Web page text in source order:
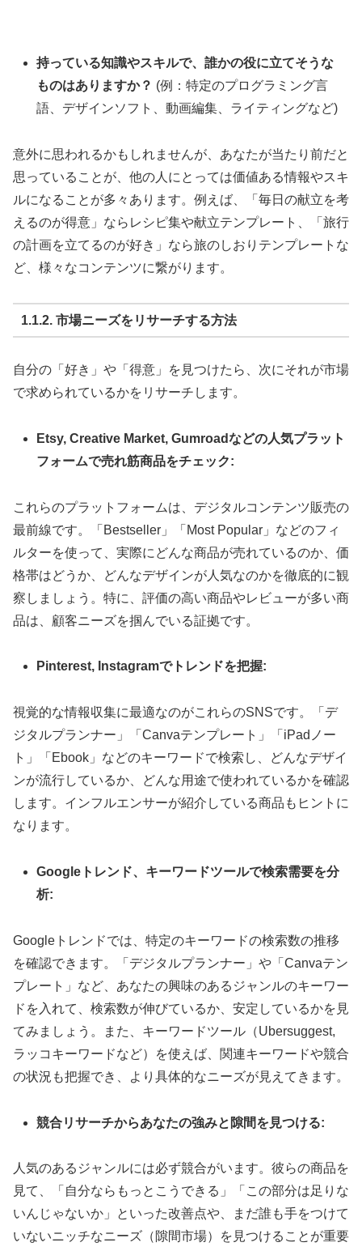
持っている知識やスキルで、誰かの役に立てそうな
ものはありますか？ (例：特定のプログラミング言
語、デザインソフト、動画編集、ライティングなど)
意外に思われるかもしれませんが、あなたが当たり前だと
思っていることが、他の人にとっては価値ある情報やスキ
ルになることが多々あります。例えば、「毎日の献立を考
えるのが得意」ならレシピ集や献立テンプレート、「旅行
の計画を立てるのが好き」なら旅のしおりテンプレートな
ど、様々なコンテンツに繋がります。
1.1.2. 市場ニーズをリサーチする方法
自分の「好き」や「得意」を見つけたら、次にそれが市場
で求められているかをリサーチします。
Etsy, Creative Market, Gumroadなどの人気プラット
フォームで売れ筋商品をチェック:
これらのプラットフォームは、デジタルコンテンツ販売の
最前線です。「Bestseller」「Most Popular」などのフィ
ルターを使って、実際にどんな商品が売れているのか、価
格帯はどうか、どんなデザインが人気なのかを徹底的に観
察しましょう。特に、評価の高い商品やレビューが多い商
品は、顧客ニーズを掴んでいる証拠です。
Pinterest, Instagramでトレンドを把握:
視覚的な情報収集に最適なのがこれらのSNSです。「デ
ジタルプランナー」「Canvaテンプレート」「iPadノー
ト」「Ebook」などのキーワードで検索し、どんなデザイ
ンが流行しているか、どんな用途で使われているかを確認
します。インフルエンサーが紹介している商品もヒントに
なります。
Googleトレンド、キーワードツールで検索需要を分
析:
Googleトレンドでは、特定のキーワードの検索数の推移
を確認できます。「デジタルプランナー」や「Canvaテン
プレート」など、あなたの興味のあるジャンルのキーワー
ドを入れて、検索数が伸びているか、安定しているかを見
てみましょう。また、キーワードツール（Ubersuggest,
ラッコキーワードなど）を使えば、関連キーワードや競合
の状況も把握でき、より具体的なニーズが見えてきます。
競合リサーチからあなたの強みと隙間を見つける:
人気のあるジャンルには必ず競合がいます。彼らの商品を
見て、「自分ならもっとこうできる」「この部分は足りな
いんじゃないか」といった改善点や、まだ誰も手をつけて
いないニッチなニーズ（隙間市場）を見つけることが重要